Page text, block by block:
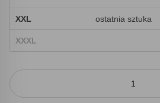
XXL ostatnia sztuka
XXXL